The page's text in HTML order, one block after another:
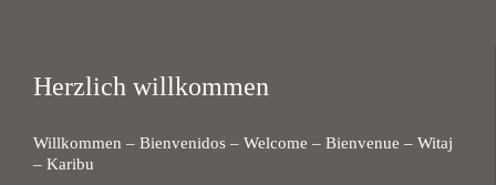
Herzlich willkommen
Willkommen – Bienvenidos – Welcome – Bienvenue – Witaj
– Karibu